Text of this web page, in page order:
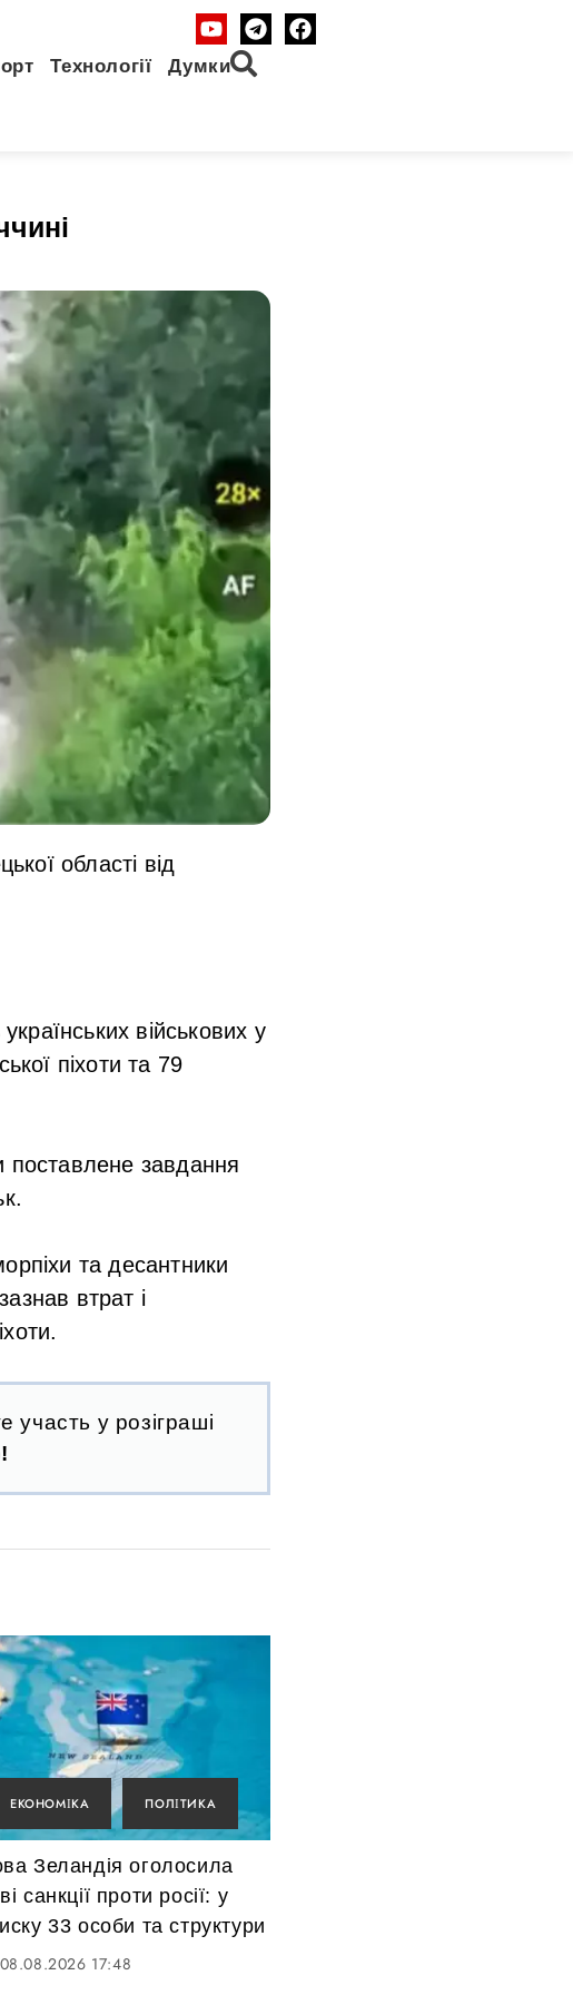
Технології Думки
області від
військових у
піхоти та 79
поставлене завдання
та десантники
втрат і
участь у розіграші
ЕКОНОМІКА ПОЛІТИКА
Зеландія оголосила
санкції проти росії: у
33 особи та структури
08.08.2026 17:48